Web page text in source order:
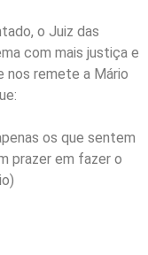
o Juiz das
com mais justiça e
nos remete a Mário
os que sentem
prazer em fazer o